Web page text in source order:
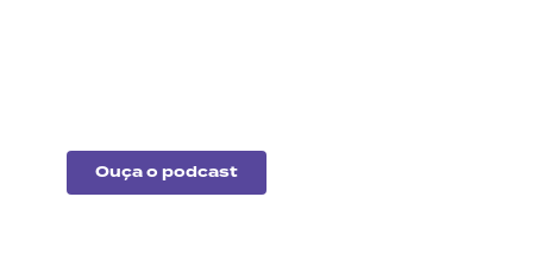
Ouça o podcast